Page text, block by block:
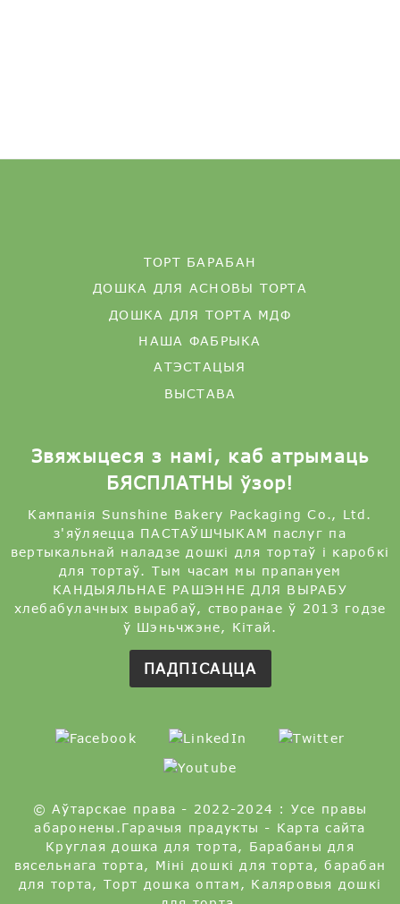
ТОРТ БАРАБАН
ДОШКА ДЛЯ АСНОВЫ ТОРТА
ДОШКА ДЛЯ ТОРТА МДФ
НАША ФАБРЫКА
АТЭСТАЦЫЯ
ВЫСТАВА
Звяжыцеся з намі, каб атрымаць
БЯСПЛАТНЫ ўзор!
Кампанія Sunshine Bakery Packaging Co., Ltd.
з'яўляецца ПАСТАЎШЧЫКАМ паслуг па
вертыкальнай наладзе дошкі для тортаў і каробкі
для тортаў. Тым часам мы прапануем
КАНДЫЯЛЬНАЕ РАШЭННЕ ДЛЯ ВЫРАБУ
хлебабулачных вырабаў, створанае ў 2013 годзе
ў Шэньчжэне, Кітай.
ПАДПІСАЦЦА
© Аўтарскае права - 2022-2024 : Усе правы
абаронены.Гарачыя прадукты - Карта сайта
Круглая дошка для торта, Барабаны для
вясельнага торта, Міні дошкі для торта,барабан
для торта, Торт дошка оптам , Каляровыя дошкі